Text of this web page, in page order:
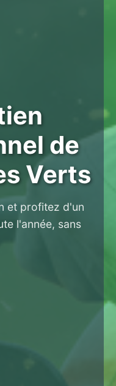
de
Verts
et profitez d'un
l'année, sans